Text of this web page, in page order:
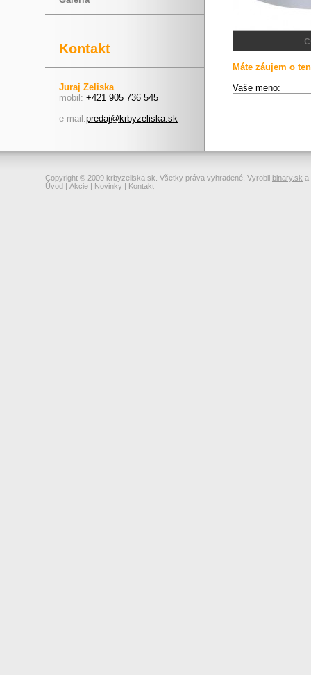
Kontakt
Juraj Zeliska
mobil: +421 905 736 545
e-mail:predaj@krbyzeliska.sk
Máte záujem o
Vaše meno:
Copyright © 2009 krbyzeliska.sk. Všetky práva vyhradené. Vyrobil binary.sk a
Úvod | Akcie | Novinky | Kontakt